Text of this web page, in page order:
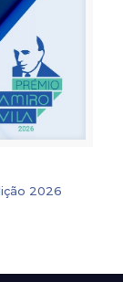
2026